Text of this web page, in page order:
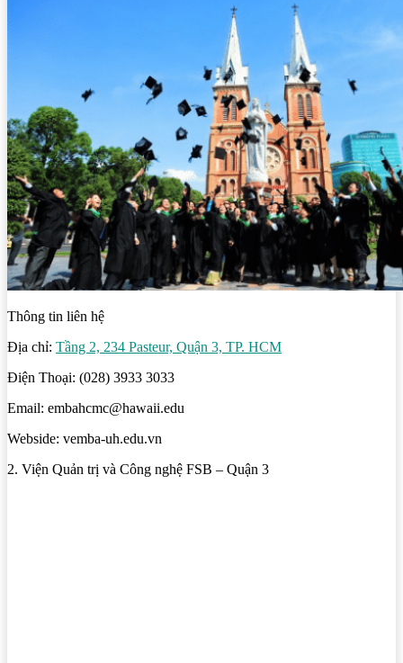
Thông tin liên hệ
Địa chỉ: Tầng 2, 234 Pasteur, Quận 3, TP. HCM
Điện Thoại: (028) 3933 3033
Email: embahcmc@hawaii.edu
Webside: vemba-uh.edu.vn
2. Viện Quản trị và Công nghệ FSB – Quận 3